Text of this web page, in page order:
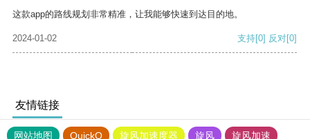
这款app的路线规划非常精准，让我能够快速到达目的地。
2024-01-02 支持[0] 反对[0]
友情链接
网站地图 QuickQ 旋风加速度器 旋风
旋风加速